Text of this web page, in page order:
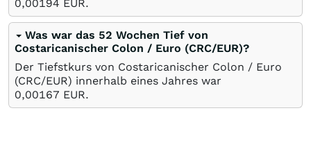
0,00194 EUR.
Was war das 52 Wochen Tief von
Costaricanischer Colon / Euro (CRC/EUR)?
Der Tiefstkurs von Costaricanischer Colon / Euro
(CRC/EUR) innerhalb eines Jahres war
0,00167 EUR.